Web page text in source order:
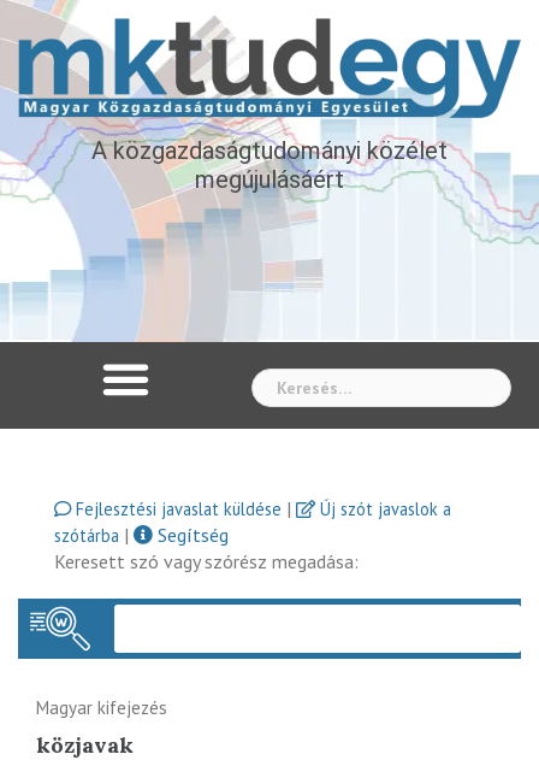
A közgazdaságtudományi közélet
megújulásáért
Fejlesztési javaslat küldése |
Új szót javaslok a
szótárba |
Segítség
Keresett szó vagy szórész megadása:
Magyar kifejezés
közjavak